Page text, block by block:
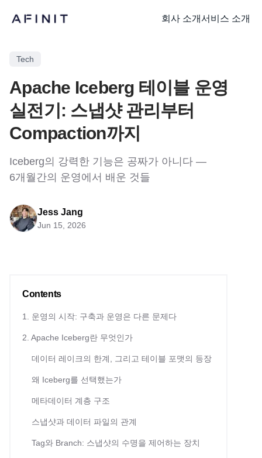
회사 소개서비스 소개
Tech
Apache Iceberg 테이블 운영
실전기: 스냅샷 관리부터
Compaction까지
Iceberg의 강력한 기능은 공짜가 아니다 —
6개월간의 운영에서 배운 것들
Jess Jang
Jun 15, 2026
Contents
1. 운영의 시작: 구축과 운영은 다른 문제다
2. Apache Iceberg란 무엇인가
데이터 레이크의 한계, 그리고 테이블 포맷의 등장
왜 Iceberg를 선택했는가
메타데이터 계층 구조
스냅샷과 데이터 파일의 관계
Tag와 Branch: 스냅샷의 수명을 제어하는 장치